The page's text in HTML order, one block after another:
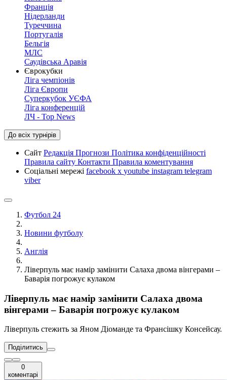
Франція
Нідерланди
Туреччина
Португалія
Бельгія
МЛС
Саудівська Аравія
Єврокубки
Ліга чемпіонів
Ліга Європи
Суперкубок УЄФА
Ліга конференцій
ЛЧ - Top News
До всіх турнірів
Сайт Редакція Прогнози Політика конфіденційності
Правила сайту Контакти Правила коментування
Соціальні мережі facebook x youtube instagram telegram
viber
Футбол 24
Новини футболу
Англія
Ліверпуль має намір замінити Салаха двома вінгерами –
Баварія погрожує кулаком
Ліверпуль має намір замінити Салаха двома
вінгерами – Баварія погрожує кулаком
Ліверпуль стежить за Яном Діоманде та Франсішку Консейсау.
Поділитись
0
коментарі